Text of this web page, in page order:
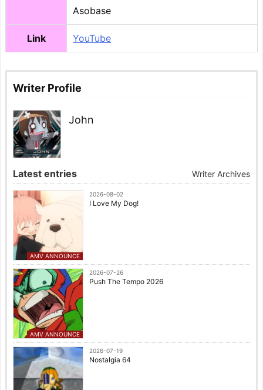
Asobase
Link YouTube
Writer Profile
John
Latest entries Writer Archives
AMV ANNOUNCE
2026-08-02
I Love My Dog!
AMV ANNOUNCE
2026-07-26
Push The Tempo 2026
2026-07-19
Nostalgia 64